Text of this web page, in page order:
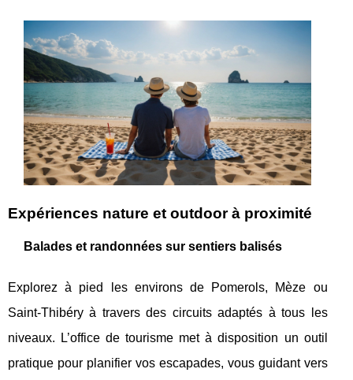
Expériences nature et outdoor à proximité
Balades et randonnées sur sentiers balisés
Explorez à pied les environs de Pomerols, Mèze ou
Saint-Thibéry à travers des circuits adaptés à tous les
niveaux. L’office de tourisme met à disposition un outil
pratique pour planifier vos escapades, vous guidant vers